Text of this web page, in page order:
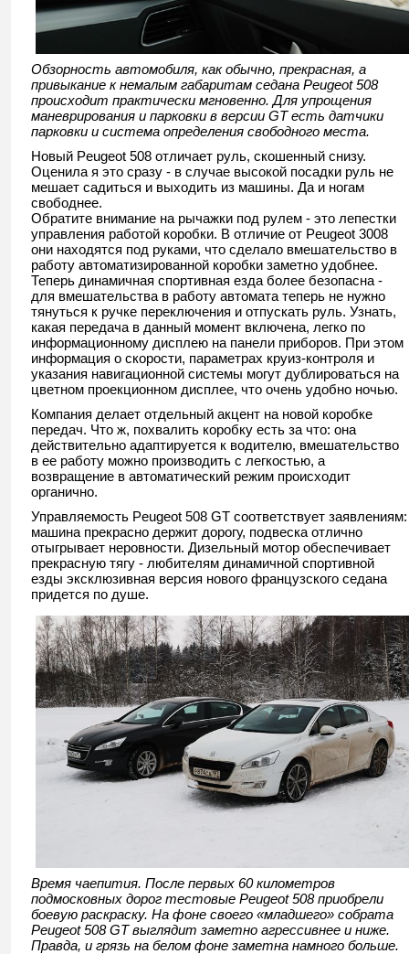
Обзорность автомобиля, как обычно, прекрасная, а
привыкание к немалым габаритам седана Peugeot 508
происходит практически мгновенно. Для упрощения
маневрирования и парковки в версии GT есть датчики
парковки и система определения свободного места.
Новый Peugeot 508 отличает руль, скошенный снизу.
Оценила я это сразу - в случае высокой посадки руль не
мешает садиться и выходить из машины. Да и ногам
свободнее.
Обратите внимание на рычажки под рулем - это лепестки
управления работой коробки. В отличие от Peugeot 3008
они находятся под руками, что сделало вмешательство в
работу автоматизированной коробки заметно удобнее.
Теперь динамичная спортивная езда более безопасна -
для вмешательства в работу автомата теперь не нужно
тянуться к ручке переключения и отпускать руль. Узнать,
какая передача в данный момент включена, легко по
информационному дисплею на панели приборов. При этом
информация о скорости, параметрах круиз-контроля и
указания навигационной системы могут дублироваться на
цветном проекционном дисплее, что очень удобно ночью.
Компания делает отдельный акцент на новой коробке
передач. Что ж, похвалить коробку есть за что: она
действительно адаптируется к водителю, вмешательство
в ее работу можно производить с легкостью, а
возвращение в автоматический режим происходит
органично.
Управляемость Peugeot 508 GT соответствует заявлениям:
машина прекрасно держит дорогу, подвеска отлично
отыгрывает неровности. Дизельный мотор обеспечивает
прекрасную тягу - любителям динамичной спортивной
езды эксклюзивная версия нового французского седана
придется по душе.
Время чаепития. После первых 60 километров
подмосковных дорог тестовые Peugeot 508 приобрели
боевую раскраску. На фоне своего «младшего» собрата
Peugeot 508 GT выглядит заметно агрессивнее и ниже.
Правда, и грязь на белом фоне заметна намного больше.